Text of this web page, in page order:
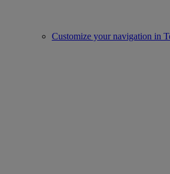
Customize your navigation in